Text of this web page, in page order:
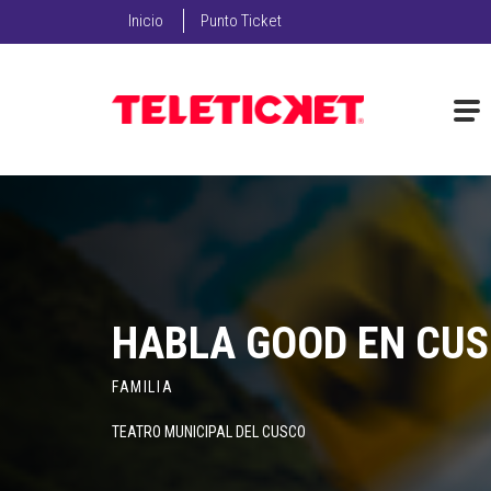
Inicio Punto Ticket
HABLA GOOD EN
FAMILIA
TEATRO MUNICIPAL DEL CUSCO